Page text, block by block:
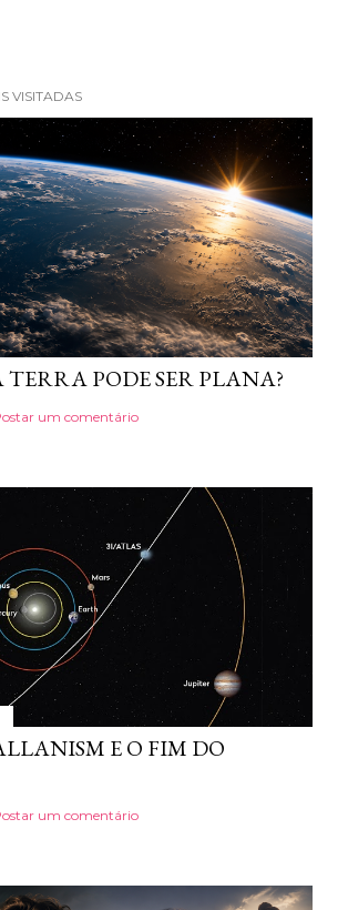
VISITADAS
TERRA PODE SER PLANA?
um comentário
E O FIM DO
um comentário